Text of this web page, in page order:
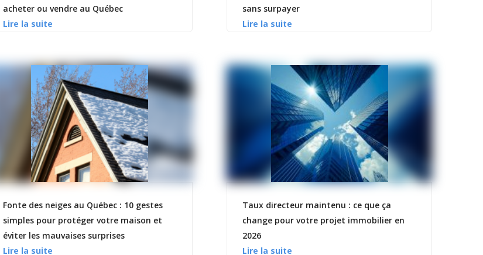
acheter ou vendre au Québec
sans surpayer
Fonte des neiges au Québec : 10 gestes
simples pour protéger votre maison et
éviter les mauvaises surprises
Taux directeur maintenu : ce que ça
change pour votre projet immobilier en
2026